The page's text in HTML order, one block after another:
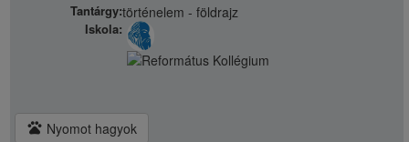
Tantárgy:történelem - földrajz
Iskola:
pets Nyomot hagyok